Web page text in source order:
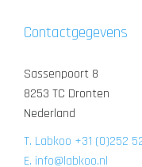
Contactgegevens
Sassenpoort 8
8253 TC Dronten
Nederland
T. Labkoo +31 (0)252
E. info@labkoo.nl